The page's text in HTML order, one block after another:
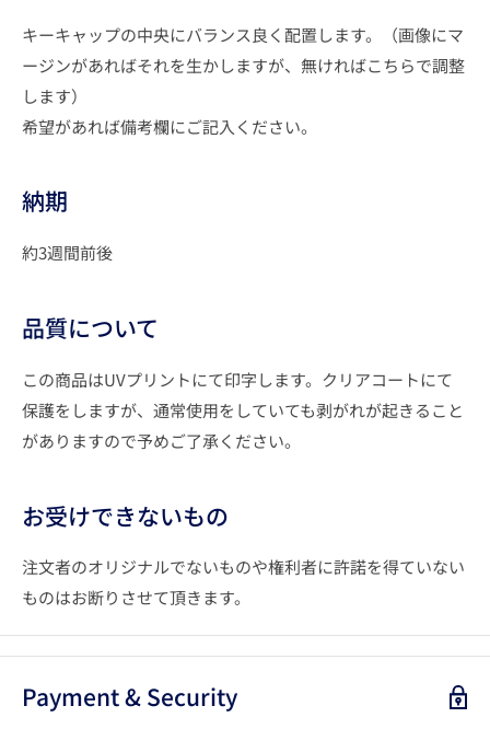
キーキャップの中央にバランス良く配置します。（画像にマ
ージンがあればそれを生かしますが、無ければこちらで調整
します）
希望があれば備考欄にご記入ください。
納期
約3週間前後
品質について
この商品はUVプリントにて印字します。クリアコートにて
保護をしますが、通常使用をしていても剥がれが起きること
がありますので予めご了承ください。
お受けできないもの
注文者のオリジナルでないものや権利者に許諾を得ていない
ものはお断りさせて頂きます。
Payment & Security